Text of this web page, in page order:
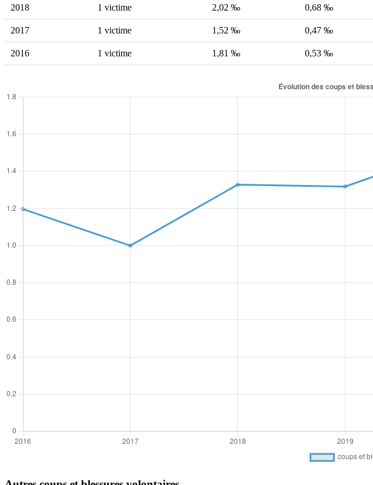
2018 1 victime 2,02 ‰ 0,68 ‰
2017 1 victime 1,52 ‰ 0,47 ‰
2016 1 victime 1,81 ‰ 0,53 ‰